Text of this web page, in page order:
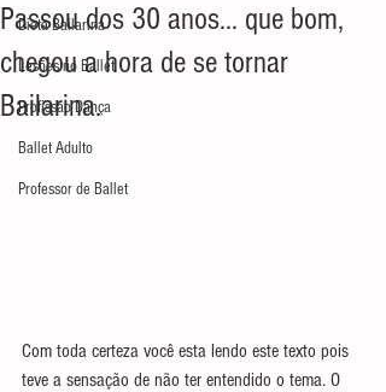
Dieta Bailarina
Lesões no Ballet
Profissão Dança
Ballet Adulto
Professor de Ballet
Passou dos 30 anos... que bom,
chegou a hora de se tornar
Bailarina.
Com toda certeza você esta lendo este texto pois
teve a sensação de não ter entendido o tema. O